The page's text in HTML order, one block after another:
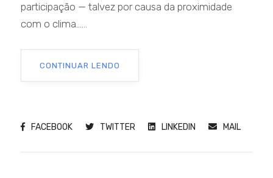
participação — talvez por causa da proximidade
com o clima......
CONTINUAR LENDO
FACEBOOK TWITTER LINKEDIN MAIL